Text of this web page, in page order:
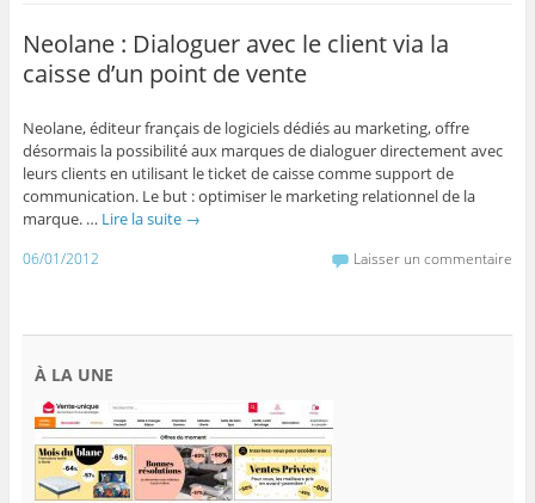
Neolane : Dialoguer avec le client via la
caisse d’un point de vente
Neolane, éditeur français de logiciels dédiés au marketing, offre
désormais la possibilité aux marques de dialoguer directement avec
leurs clients en utilisant le ticket de caisse comme support de
communication. Le but : optimiser le marketing relationnel de la
marque. … Lire la suite →
06/01/2012 Laisser un commentaire
À LA UNE